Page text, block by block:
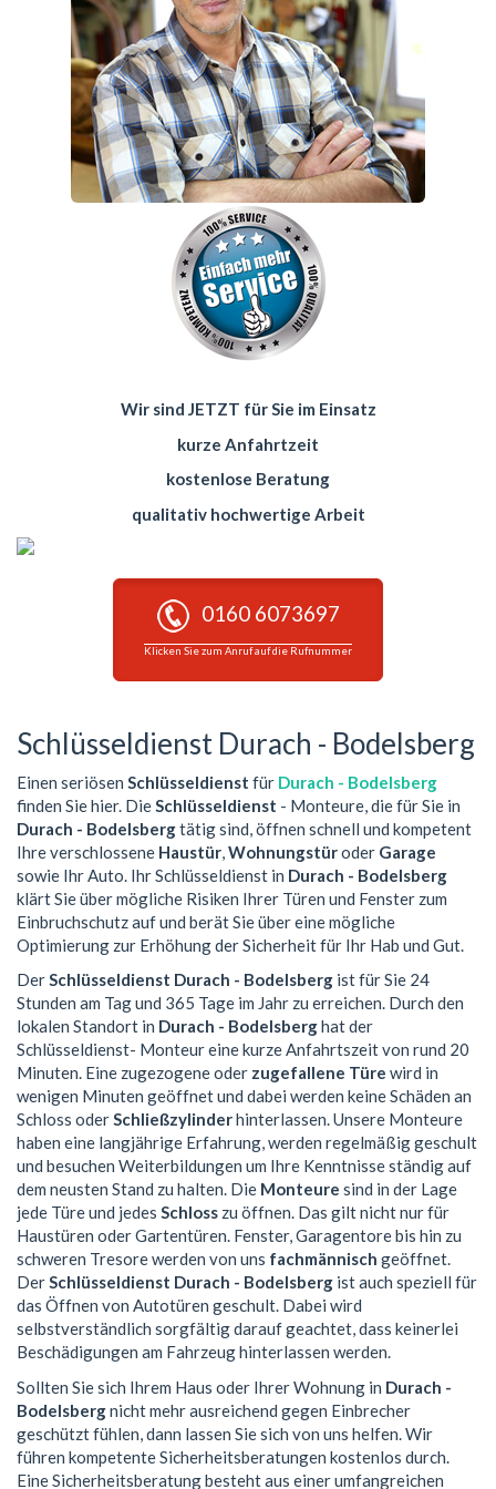
Wir sind JETZT für Sie im Einsatz
kurze Anfahrtzeit
kostenlose Beratung
qualitativ hochwertige Arbeit
0160 6073697
Klicken Sie zum Anruf auf die Rufnummer
Schlüsseldienst Durach - Bodelsberg
Einen seriösen Schlüsseldienst für Durach - Bodelsberg
finden Sie hier. DieSchlüsseldienst - Monteure, die für Sie in
Durach - Bodelsbergtätig sind, öffnen schnell und kompetent
Ihre verschlossene Haustür,Wohnungstüroder Garage
sowie Ihr Auto. Ihr Schlüsseldienst in Durach - Bodelsberg
klärt Sie über mögliche Risiken Ihrer Türen und Fenster zum
Einbruchschutz auf und berät Sie über eine mögliche
Optimierung zur Erhöhung der Sicherheit für Ihr Hab und Gut.
DerSchlüsseldienst Durach - Bodelsberg ist für Sie 24
Stunden am Tag und 365 Tage im Jahr zu erreichen. Durch den
lokalen Standort in Durach - Bodelsberghat der
Schlüsseldienst- Monteur eine kurze Anfahrtszeit von rund 20
Minuten. Eine zugezogene oder zugefallene Türe wird in
wenigen Minuten geöffnet und dabei werden keine Schäden an
Schloss oderSchließzylinderhinterlassen. Unsere Monteure
haben eine langjährige Erfahrung, werden regelmäßig geschult
und besuchen Weiterbildungen um Ihre Kenntnisse ständig auf
dem neusten Stand zu halten. Die Monteure sind in der Lage
jede Türe und jedes Schloss zu öffnen. Das gilt nicht nur für
Haustüren oder Gartentüren. Fenster, Garagentore bis hin zu
schweren Tresore werden von uns fachmännisch geöffnet.
DerSchlüsseldienst Durach - Bodelsberg ist auch speziell für
das Öffnen von Autotüren geschult. Dabei wird
selbstverständlich sorgfältig darauf geachtet, dass keinerlei
Beschädigungen am Fahrzeug hinterlassen werden.
Sollten Sie sich Ihrem Haus oder Ihrer Wohnung in Durach -
Bodelsbergnicht mehr ausreichend gegen Einbrecher
geschützt fühlen, dann lassen Sie sich von uns helfen. Wir
führen kompetente Sicherheitsberatungen kostenlos durch.
Eine Sicherheitsberatung besteht aus einer umfangreichen